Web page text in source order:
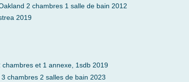
2 chambres 1 salle de bain 2012
2019
et 1 annexe, 1sdb 2019
chambres 2 salles de bain 2023